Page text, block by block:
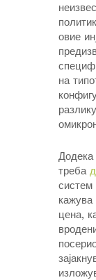
овие
на
Додека
треба
систем
цена,